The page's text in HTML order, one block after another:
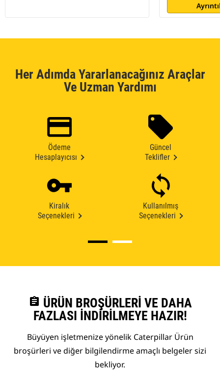
Her Adımda Yararlanacağınız Araçlar
Ve Uzman Yardımı
Ödeme
Hesaplayıcısı
Güncel
Teklifler
Kiralık
Seçenekleri
Kullanılmış
Seçenekleri
assignment ÜRÜN BROŞÜRLERI VE DAHA
FAZLASI İNDIRILMEYE HAZIR!
Büyüyen işletmenize yönelik Caterpillar Ürün
broşürleri ve diğer bilgilendirme amaçlı belgeler sizi
bekliyor.